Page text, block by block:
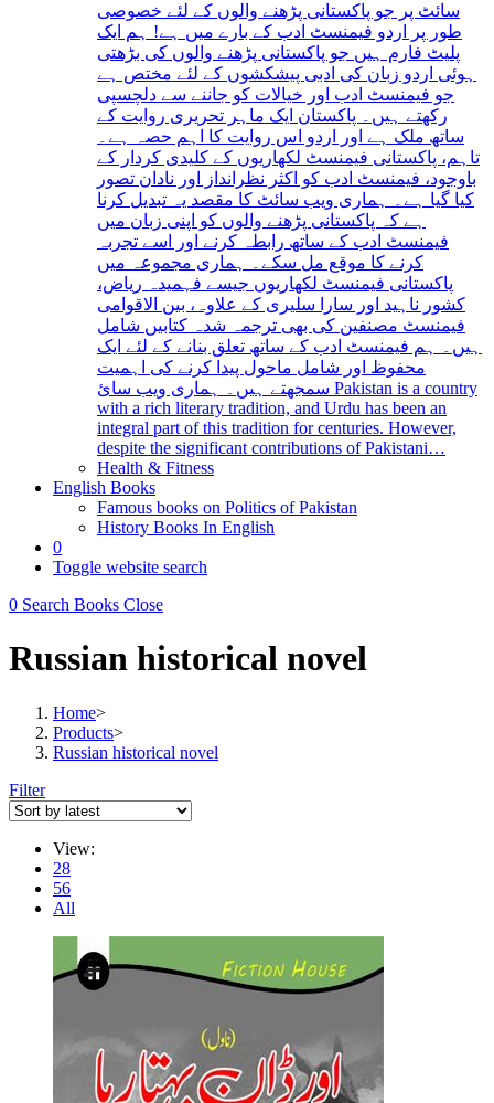
سائٹ پر جو پاکستانی پڑھنے والوں کے لئے خصوصی
طور پر اردو فیمنسٹ ادب کے بارے میں ہے! ہم ایک
پلیٹ فارم ہیں جو پاکستانی پڑھنے والوں کی بڑھتی
ہوئی اردو زبان کی ادبی پیشکشوں کے لئے مختص ہے
جو فیمنسٹ ادب اور خیالات کو جاننے سے دلچسپی
رکھتے ہیں۔ پاکستان ایک ماہر تحریری روایت کے
ساتھ ملک ہے اور اردو اس روایت کا اہم حصہ ہے۔
تاہم، پاکستانی فیمنسٹ لکھاریوں کے کلیدی کردار کے
باوجود، فیمنسٹ ادب کو اکثر نظرانداز اور نادان تصور
کیا گیا ہے۔ ہماری ویب سائٹ کا مقصد یہ تبدیل کرنا
ہے کہ پاکستانی پڑھنے والوں کو اپنی زبان میں
فیمنسٹ ادب کے ساتھ رابطہ کرنے اور اسے تجربہ
کرنے کا موقع مل سکے۔ ہماری مجموعہ میں
پاکستانی فیمنسٹ لکھاریوں جیسے فہمیدہ ریاض،
کشور ناہید اور سارا سلیری کے علاوہ، بین الاقوامی
فیمنسٹ مصنفین کی بھی ترجمہ شدہ کتابیں شامل
ہیں۔ ہم فیمنسٹ ادب کے ساتھ تعلق بنانے کے لئے ایک
محفوظ اور شامل ماحول پیدا کرنے کی اہمیت
سمجھتے ہیں۔ ہماری ویب سائ Pakistan is a country
with a rich literary tradition, and Urdu has been an
integral part of this tradition for centuries. However,
despite the significant contributions of Pakistani…
Health & Fitness
English Books
Famous books on Politics of Pakistan
History Books In English
0
Toggle website search
0 Search Books Close
Russian historical novel
Home>
Products>
Russian historical novel
Filter
View:
28
56
All